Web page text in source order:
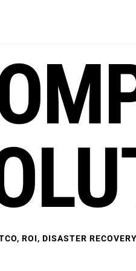
ROI, DISASTER